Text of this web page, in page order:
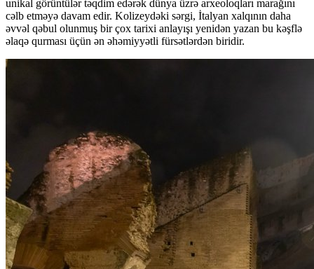
unikal görüntülər təqdim edərək dünya üzrə arxeoloqları marağını
cəlb etməyə davam edir. Kolizeydəki sərgi, İtalyan xalqının daha
əvvəl qəbul olunmuş bir çox tarixi anlayışı yenidən yazan bu kəşflə
əlaqə qurması üçün ən əhəmiyyətli fürsətlərdən biridir.